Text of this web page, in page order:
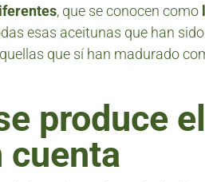
, que se conocen como
esas aceitunas que han
que sí han madurado
produce
cuenta